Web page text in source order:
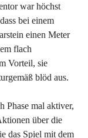
war höchst
bei einem
einen Meter
flach
Vorteil, sie
blöd aus.
Phase mal aktiver,
über die
das Spiel mit dem